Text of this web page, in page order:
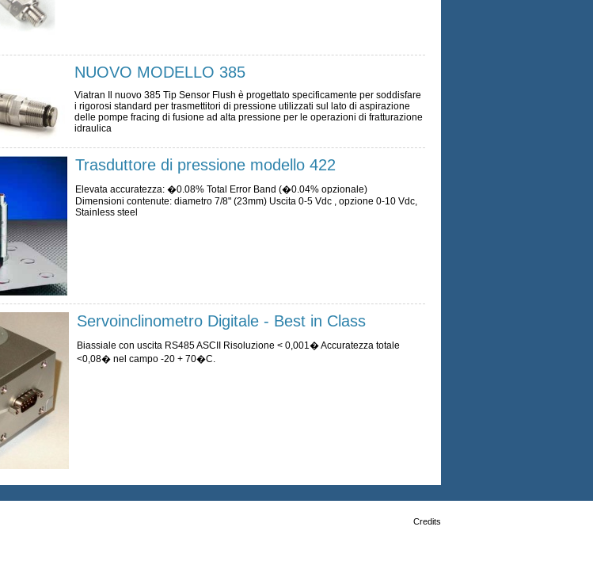
NUOVO MODELLO 385
Viatran Il nuovo 385 Tip Sensor Flush è progettato specificamente per soddisfare
i rigorosi standard per trasmettitori di pressione utilizzati sul lato di aspirazione
delle pompe fracing di fusione ad alta pressione per le operazioni di fratturazione
idraulica
Trasduttore di pressione modello 422
Elevata accuratezza: �0.08% Total Error Band (�0.04% opzionale)
Dimensioni contenute: diametro 7/8" (23mm) Uscita 0-5 Vdc , opzione 0-10 Vdc,
Stainless steel
Servoinclinometro Digitale - Best in Class
Biassiale con uscita RS485 ASCII Risoluzione < 0,001� Accuratezza totale
<0,08� nel campo -20 + 70�C.
Credits